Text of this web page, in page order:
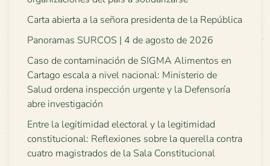
Carta abierta a la señora presidenta de la República
Panoramas SURCOS | 4 de agosto de 2026
Caso de contaminación de SIGMA Alimentos en
Cartago escala a nivel nacional: Ministerio de
Salud ordena inspección urgente y la Defensoría
abre investigación
Entre la legitimidad electoral y la legitimidad
constitucional: Reflexiones sobre la querella contra
cuatro magistrados de la Sala Constitucional